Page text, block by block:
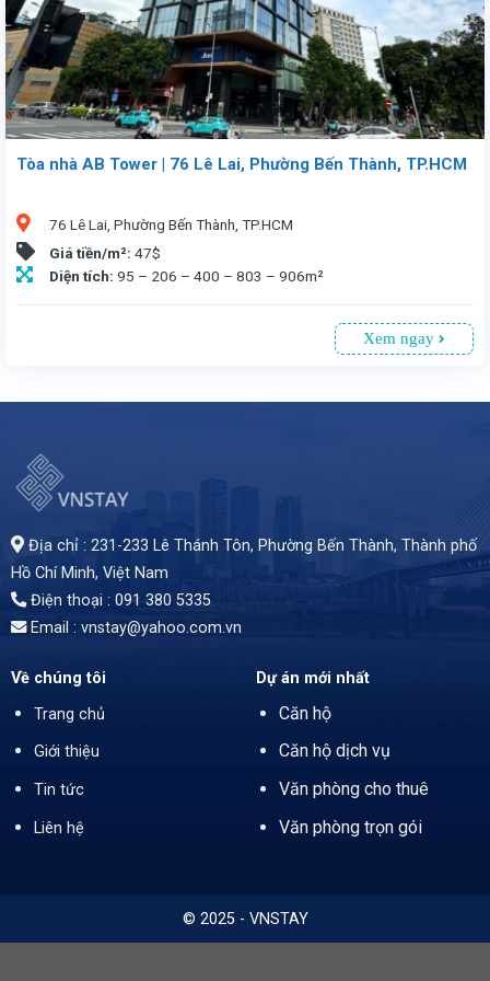
Tòa nhà AB Tower | 76 Lê Lai, Phường Bến Thành, TP.HCM
76 Lê Lai, Phường Bến Thành, TP.HCM
Giá tiền/m²: 47$
Diện tích: 95 – 206 – 400 – 803 – 906m²
Xem ngay
Địa chỉ : 231-233 Lê Thánh Tôn, Phường Bến Thành, Thành phố
Hồ Chí Minh, Việt Nam
Điện thoại : 091 380 5335
Email : vnstay@yahoo.com.vn
Về chúng tôi
Trang chủ
Giới thiệu
Tin tức
Liên hệ
Dự án mới nhất
Căn hộ
Căn hộ dịch vụ
Văn phòng cho thuê
Văn phòng trọn gói
© 2025 - VNSTAY